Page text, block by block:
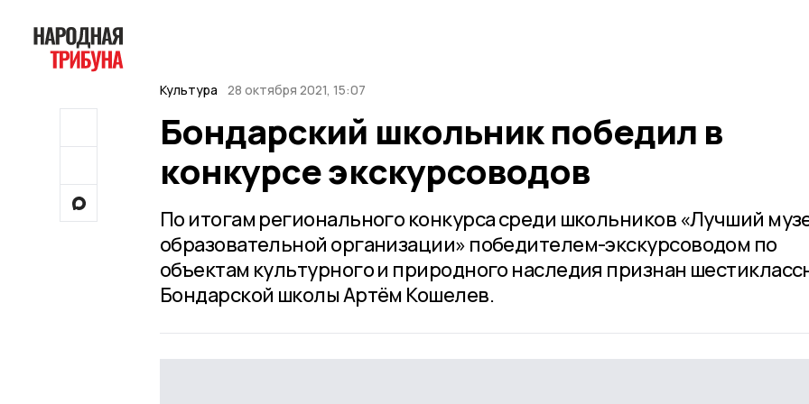
Культура 28 октября 2021, 15:07
Бондарский школьник победил в
конкурсе экскурсоводов
По итогам регионального конкурса среди школьников «Лучший
образовательной организации» победителем-экскурсоводом по
объектам культурного и природного наследия признан
Бондарской школы Артём Кошелев.